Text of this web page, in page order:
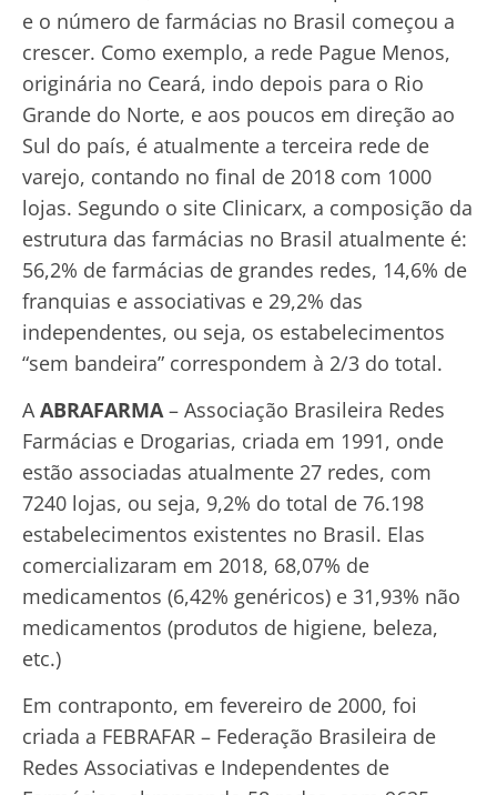
e o número de farmácias no Brasil começou a
crescer. Como exemplo, a rede Pague Menos,
originária no Ceará, indo depois para o Rio
Grande do Norte, e aos poucos em direção ao
Sul do país, é atualmente a terceira rede de
varejo, contando no final de 2018 com 1000
lojas. Segundo o site Clinicarx, a composição da
estrutura das farmácias no Brasil atualmente é:
56,2% de farmácias de grandes redes, 14,6% de
franquias e associativas e 29,2% das
independentes, ou seja, os estabelecimentos
“sem bandeira” correspondem à 2/3 do total.
AABRAFARMA– Associação Brasileira Redes
Farmácias e Drogarias, criada em 1991, onde
estão associadas atualmente 27 redes, com
7240 lojas, ou seja, 9,2% do total de 76.198
estabelecimentos existentes no Brasil. Elas
comercializaram em 2018, 68,07% de
medicamentos (6,42% genéricos) e 31,93% não
medicamentos (produtos de higiene, beleza,
etc.)
Em contraponto, em fevereiro de 2000, foi
criada a FEBRAFAR – Federação Brasileira de
Redes Associativas e Independentes de